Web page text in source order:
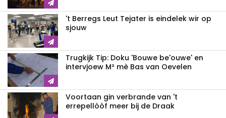
't Berregs Leut Tejater is eindelek wir op
sjouw
Trugkijk Tip: Doku 'Bouwe be'ouwe' en
intervjoew M² mè Bas van Oevelen
Voortaan gin verbrande van 't
errepellòòf meer bij de Draak